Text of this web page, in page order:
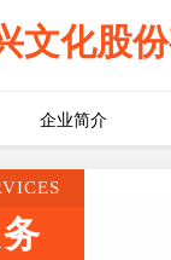
文化股
企业简介